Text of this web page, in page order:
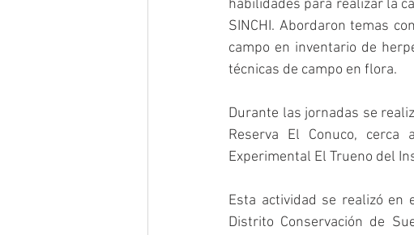
habilidades para realizar la
SINCHI. Abordaron temas
campo en inventario de
técnicas de campo en flora.
Durante las jornadas se
Reserva El Conuco,
Experimental El Trueno del
Esta actividad se realizó en
Distrito Conservación de